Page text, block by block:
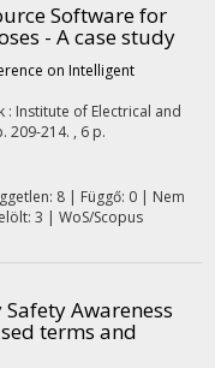
Software for
- A case study
on Intelligent
: Institute of Electrical and
209-214. , 6 p.
8 | Függő: 0 | Nem
3 | WoS/Scopus
Awareness
terms and